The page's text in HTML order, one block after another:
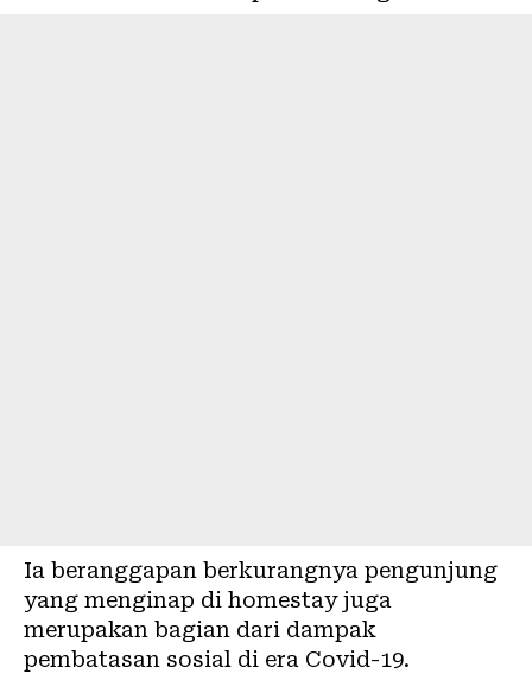
Ia beranggapan berkurangnya pengunjung
yang menginap di homestay juga
merupakan bagian dari dampak
pembatasan sosial di era Covid-19.